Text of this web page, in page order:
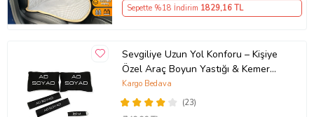
Sepette %18 İndirim 1829,16 TL
Sevgiliye Uzun Yol Konforu – Kişiye
Özel Araç Boyun Yastığı & Kemer
Pedi Hediye Seti
(23)
Kargo Bedava